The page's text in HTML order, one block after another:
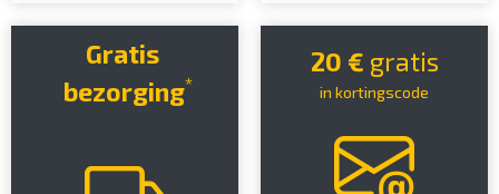
Gratis
bezorging*
20 € gratis
in kortingscode